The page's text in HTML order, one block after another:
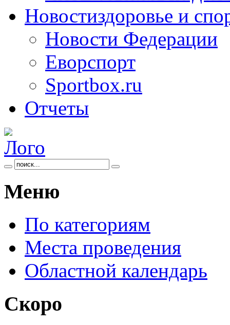
Новостиздоровье и
Новости Федерации
Еворспорт
Sportbox.ru
Отчеты
Меню
По категориям
Места проведения
Областной календарь
Скоро